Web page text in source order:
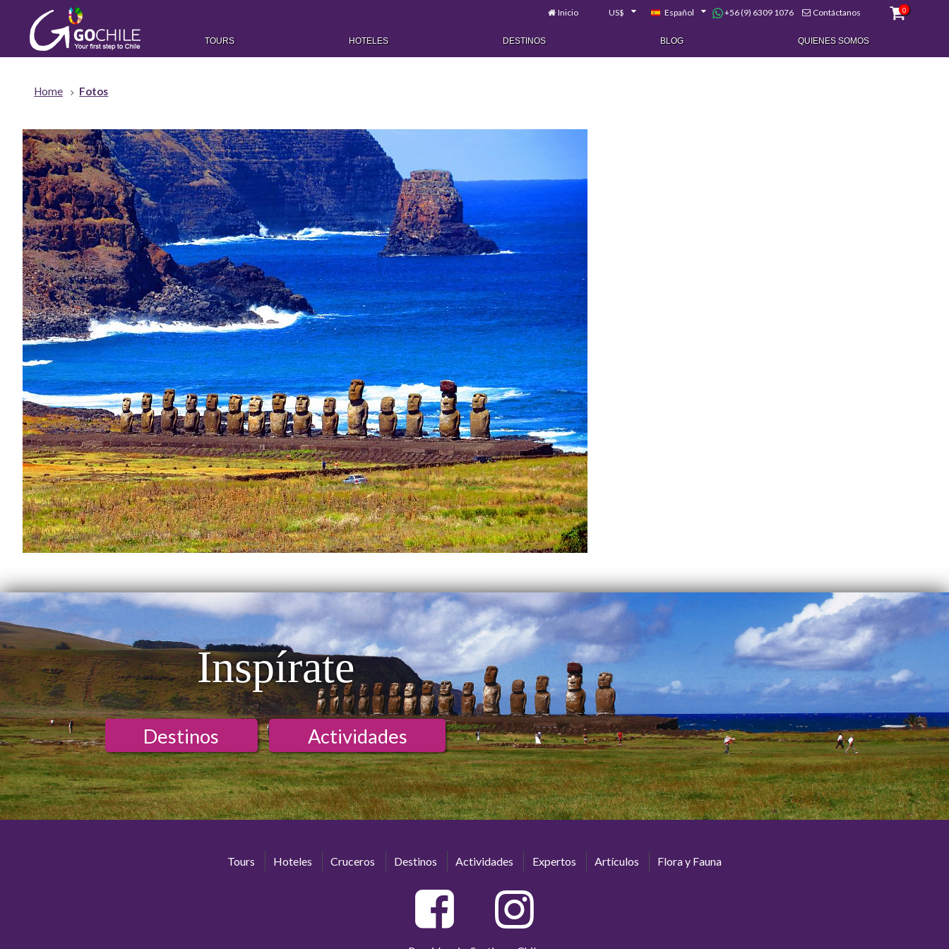
Inicio US$ Español +56 (9) 6309 1076 Contáctanos 0
TOURS HOTELES DESTINOS BLOG QUIENES SOMOS
Home Fotos
Inspírate
Destinos Actividades
Tours Hoteles Cruceros Destinos Actividades Expertos Artículos Flora y Fauna